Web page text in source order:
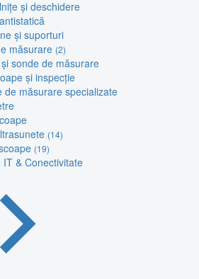
și deschidere
și suporturi
măsurare (2)
sonde de măsurare
și inspecție
de măsurare specializate
(14)
(19)
IT & Conectivitate